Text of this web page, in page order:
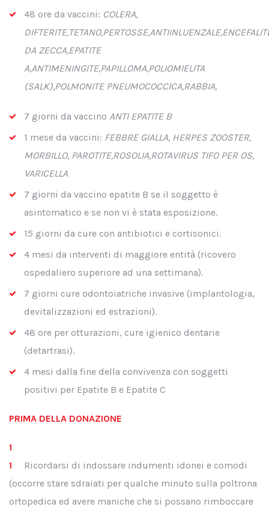
48 ore da vaccini: COLERA,
DA ZECCA,EPATITE
A,ANTIMENINGITE,PAPILLOMA,POLIOMIELITA
(SALK),POLMONITE PNEUMOCOCCICA,RABBIA,
7 giorni da vaccino ANTI EPATITE B
1 mese da vaccini: FEBBRE GIALLA, HERPES ZOOSTER,
MORBILLO, PAROTITE,ROSOLIA,ROTAVIRUS TIFO PER OS,
VARICELLA
7 giorni da vaccino epatite B se il soggetto è
asintomatico e se non vi è stata esposizione.
15 giorni da cure con antibiotici e cortisonici.
4 mesi da interventi di maggiore entità (ricovero
ospedaliero superiore ad una settimana).
7 giorni cure odontoiatriche invasive (implantologia,
devitalizzazioni ed estrazioni).
48 ore per otturazioni, cure igienico dentarie
(detartrasi).
4 mesi dalla fine della convivenza con soggetti
positivi per Epatite B e Epatite C
PRIMA DELLA DONAZIONE
Ricordarsi di indossare indumenti idonei e comodi
(occorre stare sdraiati per qualche minuto sulla poltrona
ortopedica ed avere maniche che si possano rimboccare